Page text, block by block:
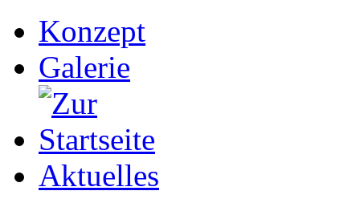
Konzept
Galerie
Aktuelles